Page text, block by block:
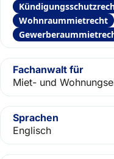
Wohnraummietrecht
Fachanwalt für
Miet- und
Sprachen
Englisch